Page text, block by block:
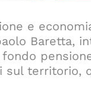
e
Baretta,
sul territorio,